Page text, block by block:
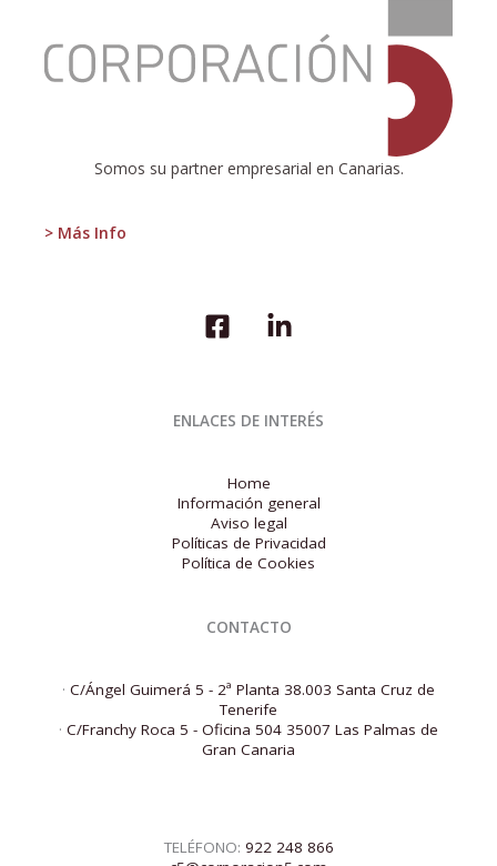
Somos su partner empresarial en Canarias.
> Más Info
nobel
para
los
ENLACES DE INTERÉS
Home
Información general
Aviso legal
Políticas de Privacidad
Política de Cookies
CONTACTO
· C/Ángel Guimerá 5 - 2ª Planta 38.003 Santa Cruz de
Tenerife
· C/Franchy Roca 5 - Oficina 504 35007 Las Palmas de
Gran Canaria
TELÉFONO: 922 248 866